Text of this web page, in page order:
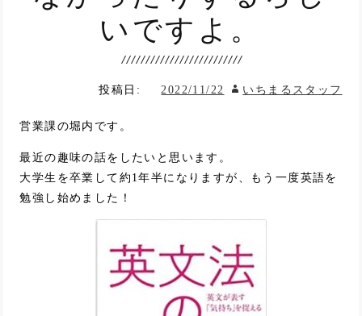
いですよ。
投稿日: 2022/11/22 いちまるスタッフ
営業課の堀内です。
最近の趣味の話をしたいと思います。
大学生を卒業して約1年半になりますが、もう一度英語を
勉強し始めました！